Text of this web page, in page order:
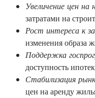
Увеличение цен на
затратами на
Рост интереса к
изменения образа
Поддержка
доступность
Стабилизация
цен на аренду